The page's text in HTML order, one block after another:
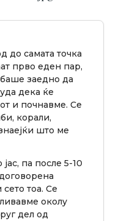
до самата точка
прво еден пар,
заедно да
дека ќе
и почнавме. Се
корали,
што ме
па после 5-10
тоа. Се
околу
дел од